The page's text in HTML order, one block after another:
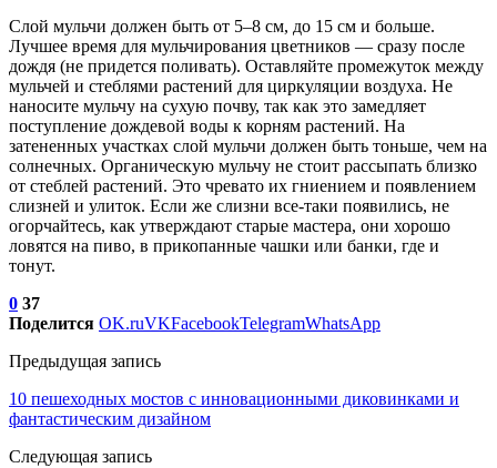
Слой мульчи должен быть от 5–8 см, до 15 см и больше.
Лучшее время для мульчирования цветников — сразу после
дождя (не придется поливать). Оставляйте промежуток между
мульчей и стеблями растений для циркуляции воздуха. Не
наносите мульчу на сухую почву, так как это замедляет
поступление дождевой воды к корням растений. На
затененных участках слой мульчи должен быть тоньше, чем на
солнечных. Органическую мульчу не стоит рассыпать близко
от стеблей растений. Это чревато их гниением и появлением
слизней и улиток. Если же слизни все-таки появились, не
огорчайтесь, как утверждают старые мастера, они хорошо
ловятся на пиво, в прикопанные чашки или банки, где и
тонут.
0 37
Поделится OK.ruVKFacebookTelegramWhatsApp
Предыдущая запись
10 пешеходных мостов с инновационными диковинками и
фантастическим дизайном
Следующая запись